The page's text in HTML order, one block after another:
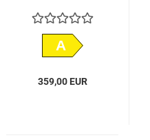
A
359,00 EUR